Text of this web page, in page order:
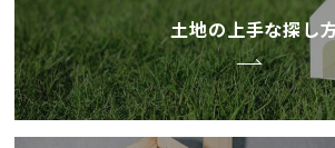
土地の上手な探し